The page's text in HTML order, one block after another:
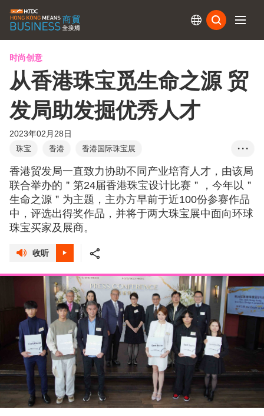
时尚创意
从香港珠宝觅生命之源 贸
发局助发掘优秀人才
2023年02月28日
珠宝 香港
香港国际珠宝展
香港国际钻石、宝石及珍珠展
贵重珠宝
粤港澳大湾区
RCEP 香港珠宝设计比赛
• • •
香港贸发局一直致力协助不同产业培育人才，由该局
联合举办的＂第24届香港珠宝设计比赛＂，今年以＂
生命之源＂为主题，主办方早前于近100份参赛作品
中，评选出得奖作品，并将于两大珠宝展中面向环球
珠宝买家及展商。
收听